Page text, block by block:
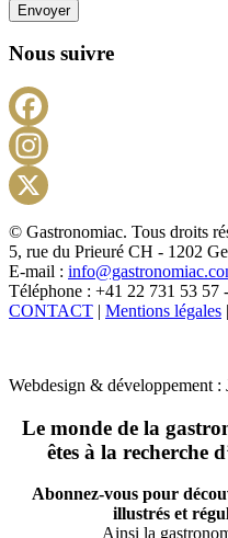
Envoyer
Nous suivre
© Gastronomiac. Tous droits
5, rue du Prieuré CH - 1202
E-mail :
Téléphone : +41 22 731 53
CONTACT | Mentions légales |
Webdesign & développement :
Le monde de la
êtes à la recherche
Abonnez-vous pour
illustrés et
Ainsi la